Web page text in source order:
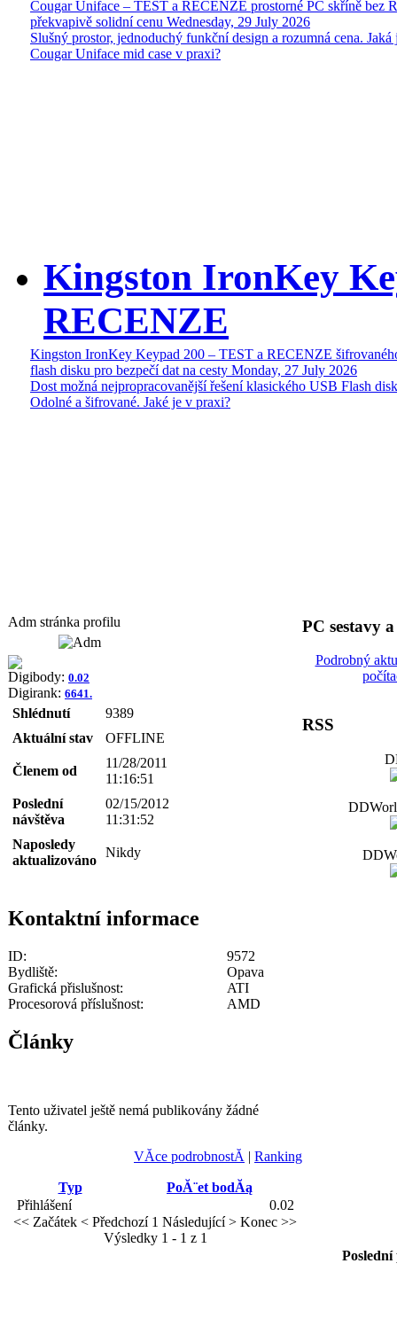
Cougar Uniface – TEST a RECENZE prostorné PC skříně bez
překvapivě solidní cenu Wednesday, 29 July 2026
Slušný prostor, jednoduchý funkční design a rozumná cena. Jaká
Cougar Uniface mid case v praxi?
Kingston IronKey
RECENZE
Kingston IronKey Keypad 200 – TEST a RECENZE
flash disku pro bezpečí dat na cesty Monday, 27 July 2026
Dost možná nejpropracovanější řešení klasického USB Flash
Odolné a šifrované. Jaké je v praxi?
Adm stránka profilu
Digibody: 0.02
Digirank: 6641.
Shlédnutí
9389
Aktuální stav
OFFLINE
Členem od
11/28/2011
11:16:51
Poslední
návštěva
02/15/2012
11:31:52
Naposledy
aktualizováno
Nikdy
Kontaktní informace
ID:
9572
Bydliště:
Opava
Grafická přislušnost:
ATI
Procesorová příslušnost:
AMD
Články
Tento uživatel ještě nemá publikovány žádné
články.
VĂ­ce podrobnostĂ­ | Ranking
Typ
PoĂ¨et bodĂą
Přihlášení
0.02
<< Začátek < Předchozí 1 Následující > Konec >>
Výsledky 1 - 1 z 1
PC sestavy
Podrobný
RSS